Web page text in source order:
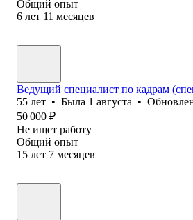
Общий опыт
6 лет 11 месяцев
Ведущий специалист по кадрам
55 лет • Была 1 августа •
50 000 ₽
Не ищет работу
Общий опыт
15 лет 7 месяцев